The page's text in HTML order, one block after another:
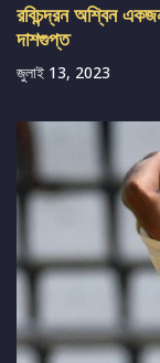
রবিচন্দ্রন অশ্বিন
দাশগুপ্ত
জুলাই 13, 2023